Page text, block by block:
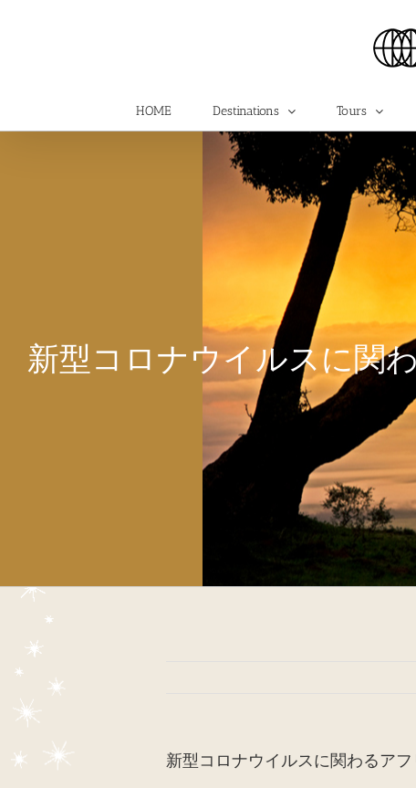
HOME Destinations Tours
新型コロナウイルスに関
新型コロナウイルスに関わるア